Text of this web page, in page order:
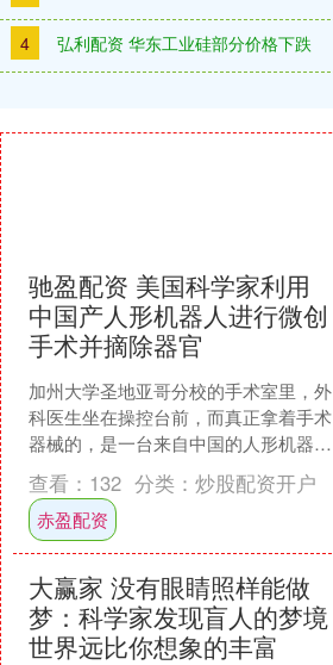
4 弘利配资 华东工业硅部分价格下跌
驰盈配资 美国科学家利用
中国产人形机器人进行微创
手术并摘除器官
加州大学圣地亚哥分校的手术室里，外
科医生坐在操控台前，而真正拿着手术
器械的，是一台来自中国的人形机器
人。 这场实验的主角是宇树科技
（Unitree Roboti....
查看： 132 分类： 炒股配资开户
赤盈配资
大赢家 没有眼睛照样能做
梦：科学家发现盲人的梦境
世界远比你想象的丰富